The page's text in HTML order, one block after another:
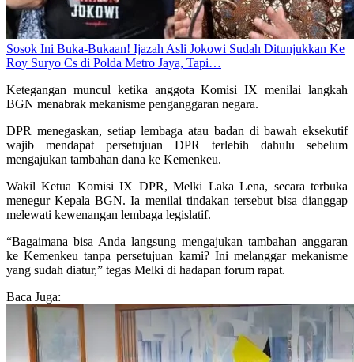
Sosok Ini Buka-Bukaan! Ijazah Asli Jokowi Sudah Ditunjukkan Ke
Roy Suryo Cs di Polda Metro Jaya, Tapi…
Ketegangan muncul ketika anggota Komisi IX menilai langkah
BGN menabrak mekanisme penganggaran negara.
DPR menegaskan, setiap lembaga atau badan di bawah eksekutif
wajib mendapat persetujuan DPR terlebih dahulu sebelum
mengajukan tambahan dana ke Kemenkeu.
Wakil Ketua Komisi IX DPR, Melki Laka Lena, secara terbuka
menegur Kepala BGN. Ia menilai tindakan tersebut bisa dianggap
melewati kewenangan lembaga legislatif.
“Bagaimana bisa Anda langsung mengajukan tambahan anggaran
ke Kemenkeu tanpa persetujuan kami? Ini melanggar mekanisme
yang sudah diatur,” tegas Melki di hadapan forum rapat.
Baca Juga: